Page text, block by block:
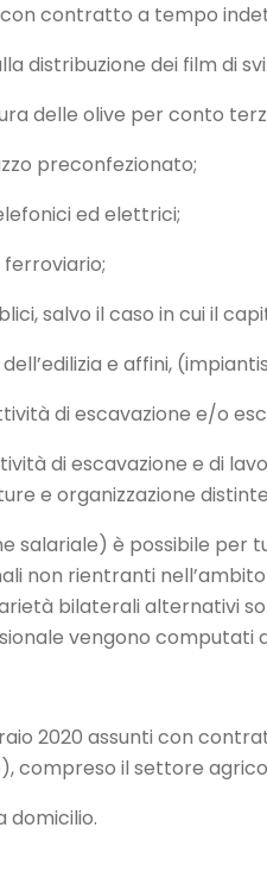
contratto a tempo
distribuzione dei film di
delle olive per conto
preconfezionato;
ed elettrici;
salvo il caso in cui il
e affini,
di escavazione e/o
di escavazione e di
e organizzazione
salariale) è possibile
non rientranti
bilaterali alternativi
vengono computati
2020 assunti con
compreso il settore
domicilio.